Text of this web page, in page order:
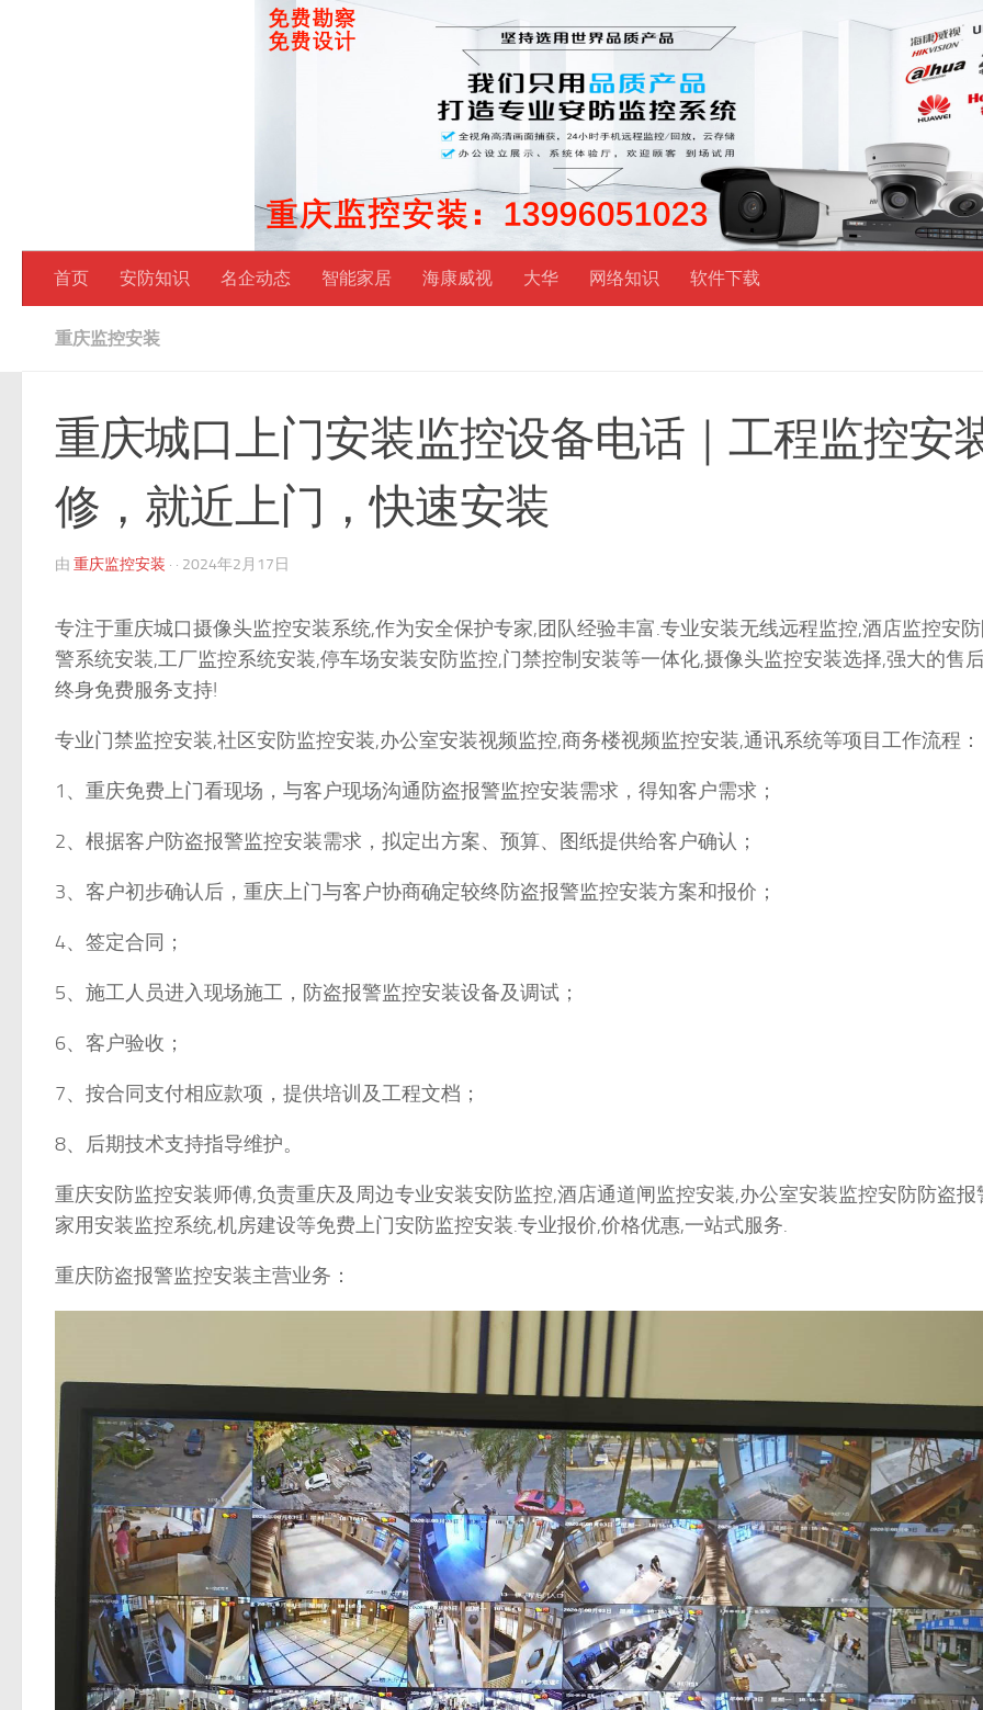
首页 安防知识 名企动态 智能家居 海康威视 大华 网络知识 软件下载
重庆监控安装
重庆城口上门安装监控设备电话｜工程监控安
修，就近上门，快速安装
由 重庆监控安装 · · 2024年2月17日
专注于重庆城口摄像头监控安装系统,作为安全保护专家,团队经验丰富.专业安装无线远程监控,酒店监控安
警系统安装,工厂监控系统安装,停车场安装安防监控,门禁控制安装等一体化,摄像头监控安装选择,强大的售
终身免费服务支持!
专业门禁监控安装,社区安防监控安装,办公室安装视频监控,商务楼视频监控安装,通讯系统等项目工作流程：
1、重庆免费上门看现场，与客户现场沟通防盗报警监控安装需求，得知客户需求；
2、根据客户防盗报警监控安装需求，拟定出方案、预算、图纸提供给客户确认；
3、客户初步确认后，重庆上门与客户协商确定较终防盗报警监控安装方案和报价；
4、签定合同；
5、施工人员进入现场施工，防盗报警监控安装设备及调试；
6、客户验收；
7、按合同支付相应款项，提供培训及工程文档；
8、后期技术支持指导维护。
重庆安防监控安装师傅,负责重庆及周边专业安装安防监控,酒店通道闸监控安装,办公室安装监控安防防盗报
家用安装监控系统,机房建设等免费上门安防监控安装.专业报价,价格优惠,一站式服务.
重庆防盗报警监控安装主营业务：